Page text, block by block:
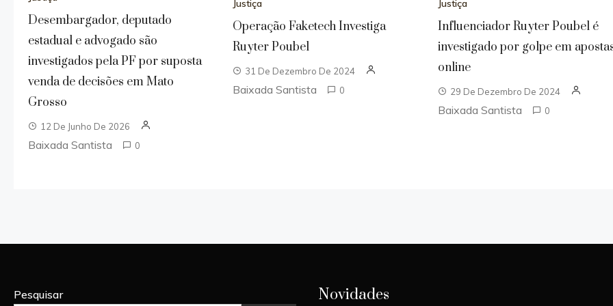
Desembargador, deputado
estadual e advogado são
investigados pela PF por suposta
venda de decisões em Mato
Grosso
12 De Junho De 2026
Baixada Santista 0
Justiça
Operação Faketech Investiga
Ruyter Poubel
31 De Dezembro De 2024
Baixada Santista 0
Justiça
Influenciador Ruyter Poubel é
investigado por golpe em
online
29 De Dezembro De 2024
Baixada Santista 0
Pesquisar Novidades